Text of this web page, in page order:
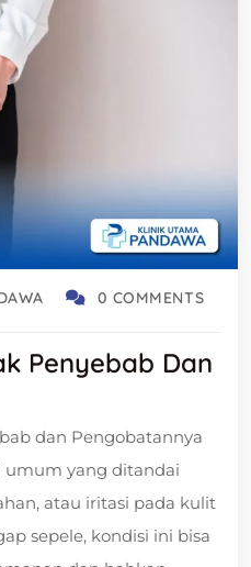
0 COMMENTS
Penyebab Dan
dan Pengobatannya
umum yang ditandai
atau iritasi pada kulit
sepele, kondisi ini bisa